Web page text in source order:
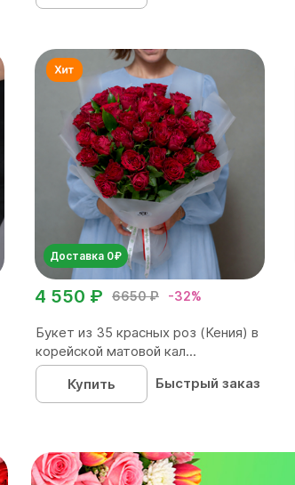
Доставка 0₽
6650 ₽ -32%
4 550 ₽
Букет из 35 красных роз (Кения) в
корейской матовой кал...
Купить
Быстрый заказ